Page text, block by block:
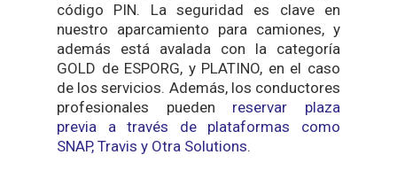
código PIN. La seguridad es clave en
nuestro aparcamiento para camiones, y
además está avalada con la categoría
GOLD de ESPORG, y PLATINO, en el caso
de los servicios. Además, los conductores
profesionales pueden reservar plaza
previa a través de plataformas como
SNAP, Travis y Otra Solutions.